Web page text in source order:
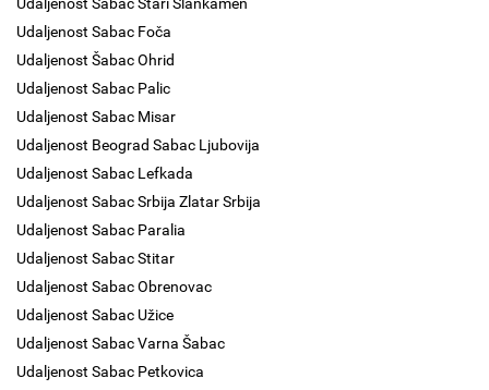
Udaljenost Sabac Foča
Udaljenost Šabac Ohrid
Udaljenost Sabac Palic
Udaljenost Sabac Misar
Udaljenost Beograd Sabac Ljubovija
Udaljenost Sabac Lefkada
Udaljenost Sabac Srbija Zlatar Srbija
Udaljenost Sabac Paralia
Udaljenost Sabac Stitar
Udaljenost Sabac Obrenovac
Udaljenost Sabac Užice
Udaljenost Sabac Varna Šabac
Udaljenost Sabac Petkovica